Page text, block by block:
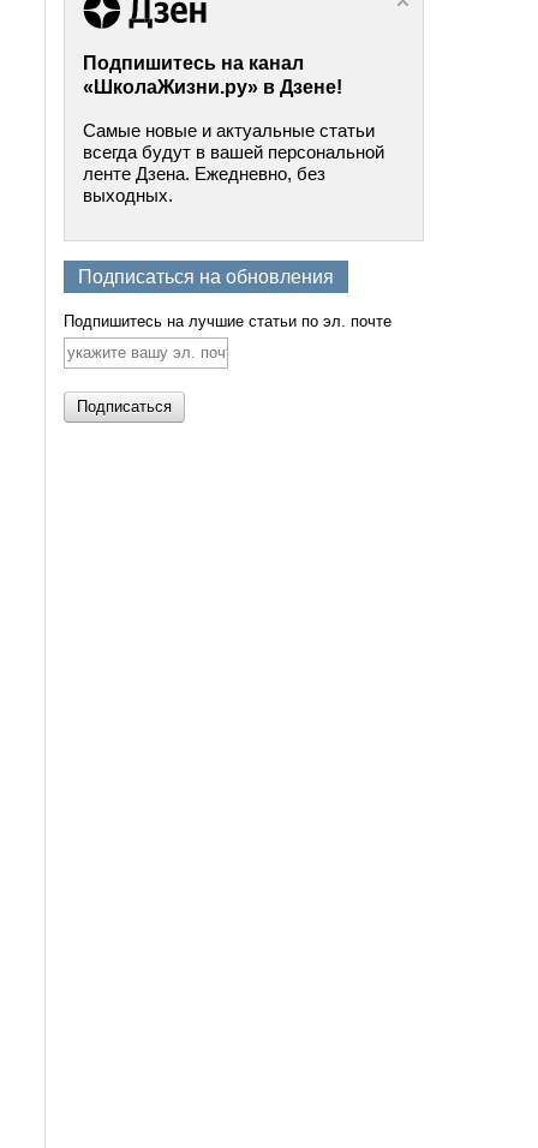
Подпишитесь на канал
«ШколаЖизни.ру» в Дзене!
Самые новые и актуальные статьи
всегда будут в вашей персональной
ленте Дзена. Ежедневно, без
выходных.
Подписаться на обновления
Подпишитесь на лучшие статьи по эл. почте